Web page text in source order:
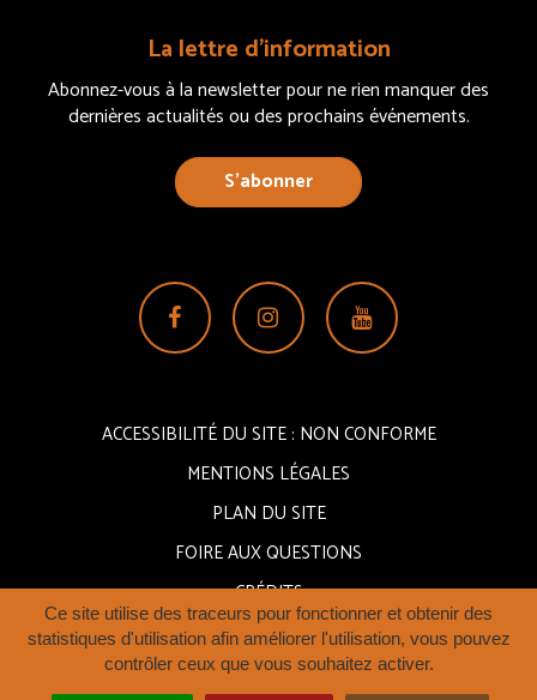
Ce site utilise des traceurs pour fonctionner et obtenir des
statistiques d'utilisation afin améliorer l'utilisation, vous pouvez
contrôler ceux que vous souhaitez activer.
La lettre d’information
Abonnez-vous à la newsletter pour ne rien manquer des
dernières actualités ou des prochains événements.
S’abonner
Lien
vers
compte
Facebook
Lien
vers
compte
Instagram
Lien
vers
chaîne
ACCESSIBILITÉ DU SITE : NON CONFORME
MENTIONS LÉGALES
PLAN DU SITE
FOIRE AUX QUESTIONS
CRÉDITS